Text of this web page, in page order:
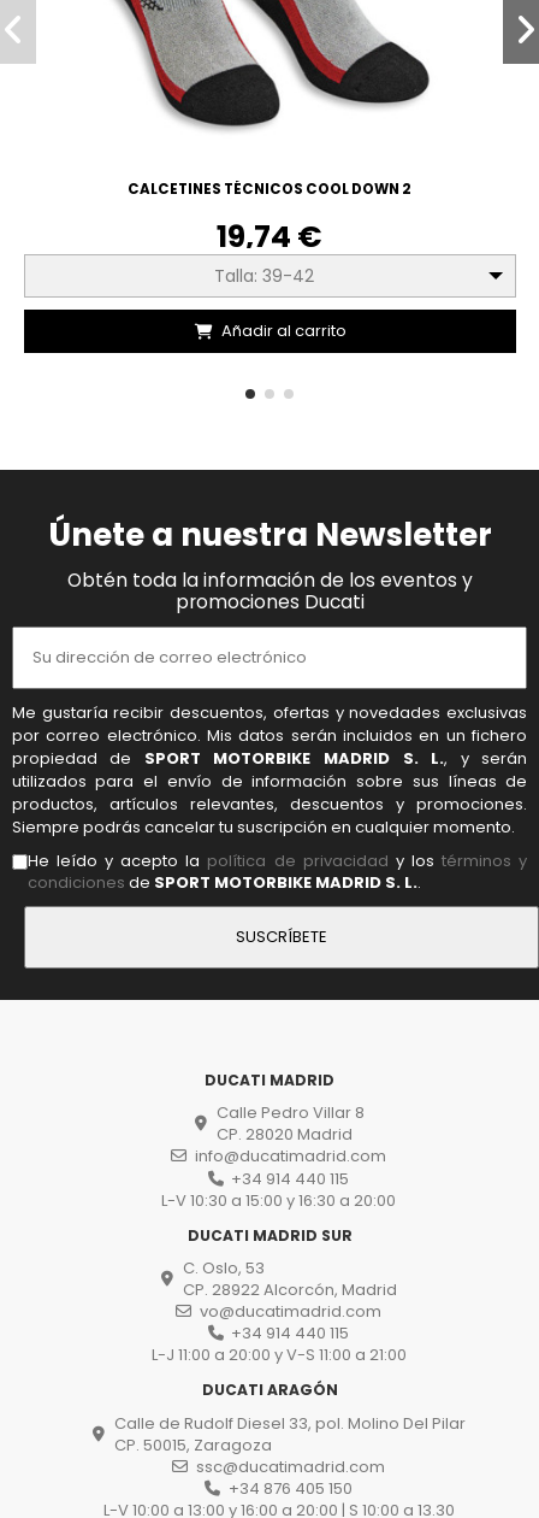
CALCETINES TÉCNICOS COOL DOWN 2
19,74 €
Talla: 39-42
Añadir al carrito
Únete a nuestra Newsletter
Obtén toda la información de los eventos y
promociones Ducati
Me gustaría recibir descuentos, ofertas y novedades exclusivas
por correo electrónico. Mis datos serán incluidos en un fichero
propiedad de SPORT MOTORBIKE MADRID S. L., y serán
utilizados para el envío de información sobre sus líneas de
productos, artículos relevantes, descuentos y promociones.
Siempre podrás cancelar tu suscripción en cualquier momento.
He leído y acepto la política de privacidad y lostérminos y
condiciones de SPORT MOTORBIKE MADRID S. L..
DUCATI MADRID
Calle Pedro Villar 8
CP. 28020 Madrid
info@ducatimadrid.com
+34 914 440 115
L-V 10:30 a 15:00 y 16:30 a 20:00
DUCATI MADRID SUR
C. Oslo, 53
CP. 28922 Alcorcón, Madrid
vo@ducatimadrid.com
+34 914 440 115
L-J 11:00 a 20:00 y V-S 11:00 a 21:00
DUCATI ARAGÓN
Calle de Rudolf Diesel 33, pol. Molino Del Pilar
CP. 50015, Zaragoza
ssc@ducatimadrid.com
+34 876 405 150
L-V 10:00 a 13:00 y 16:00 a 20:00 | S 10:00 a 13.30